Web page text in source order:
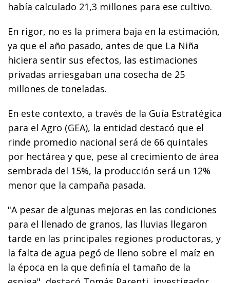
había calculado 21,3 millones para ese cultivo.
En rigor, no es la primera baja en la estimación,
ya que el año pasado, antes de que La Niña
hiciera sentir sus efectos, las estimaciones
privadas arriesgaban una cosecha de 25
millones de toneladas.
En este contexto, a través de la Guía Estratégica
para el Agro (GEA), la entidad destacó que el
rinde promedio nacional será de 66 quintales
por hectárea y que, pese al crecimiento de área
sembrada del 15%, la producción será un 12%
menor que la campaña pasada.
"A pesar de algunas mejoras en las condiciones
para el llenado de granos, las lluvias llegaron
tarde en las principales regiones productoras, y
la falta de agua pegó de lleno sobre el maíz en
la época en la que definía el tamaño de la